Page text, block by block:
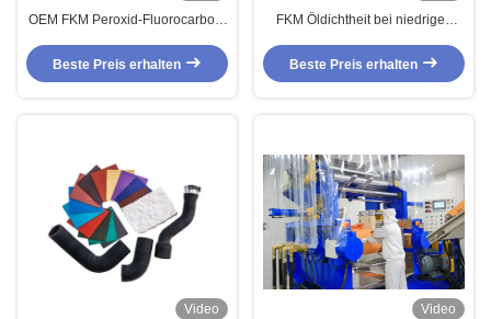
OEM FKM Peroxid-Fluorocarbon-
Beste Preis erhalten
FKM Öldichtheit bei niedrigen
Beste Preis erhalten
Video
Video